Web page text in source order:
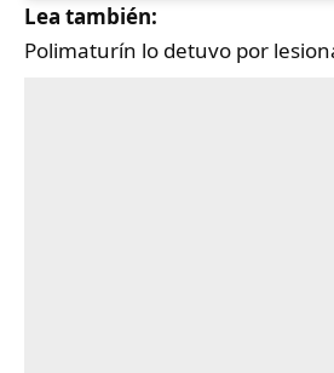
Lea también:
Polimaturín lo detuvo por